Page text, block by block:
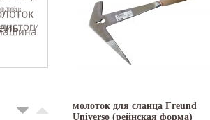
молоток для сланца Freund
Universo (рейнская форма)